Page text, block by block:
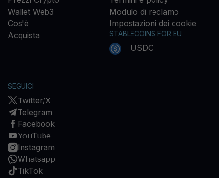
Wallet Web3
Cos'è
Acquista
Modulo di reclamo
Impostazioni dei cookie
STABLECOINS FOR EU
USDC
SEGUICI
Twitter/X
Telegram
Facebook
YouTube
Instagram
Whatsapp
TikTok